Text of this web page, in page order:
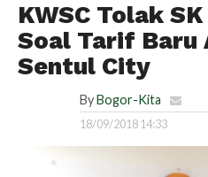
KWSC Tolak
Soal Tarif Baru
Sentul City
By Bogor-Kita
18/09/2018 14:33